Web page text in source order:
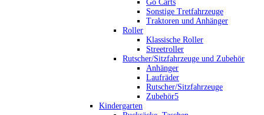
Go Carts
Sonstige Tretfahrzeuge
Traktoren und Anhänger
Roller
Klassische Roller
Streetroller
Rutscher/Sitzfahrzeuge und Zubehör
Anhänger
Laufräder
Rutscher/Sitzfahrzeuge
Zubehör5
Kindergarten